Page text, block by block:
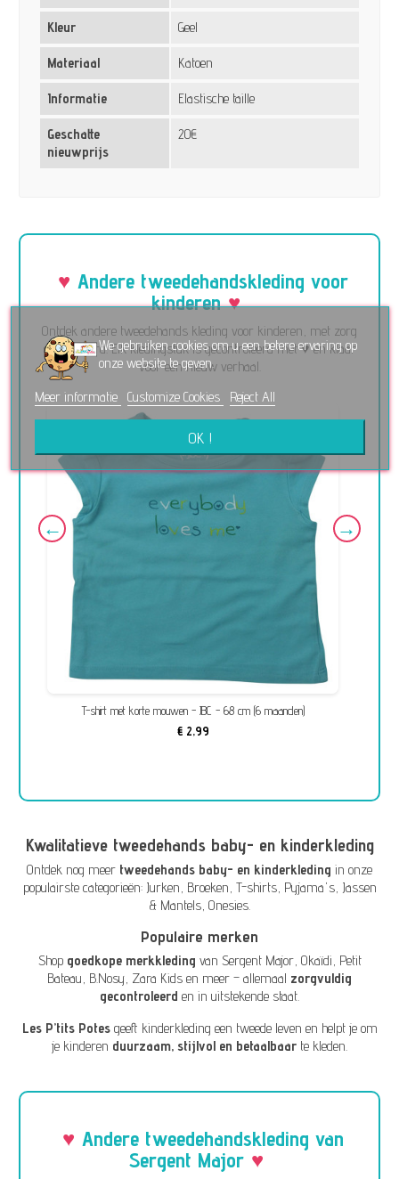
Kleur Geel
Materiaal Katoen
Informatie Elastische taille
Geschatte
nieuwprijs
20€
Andere tweedehandskleding voor
kinderen
Ontdek andere tweedehands kleding voor kinderen, met zorg
geselecteerd. Elk kledingstuk is gecontroleerd met ♥ en klaar
voor een nieuw verhaal.
T-shirt met korte mouwen - JBC - 68 cm (6 maanden)
€ 2,99
Kwalitatieve tweedehands baby- en kinderkleding
Ontdek nog meer tweedehands baby- en kinderkleding in onze
populairste categorieën: Jurken, Broeken, T-shirts, Pyjama's, Jassen
& Mantels, Onesies.
Populaire merken
Shop goedkope merkkleding van Sergent Major, Okaïdi, Petit
Bateau, B.Nosy, Zara Kids en meer – allemaal zorgvuldig
gecontroleerd en in uitstekende staat.
Les P’tits Potesgeeft kinderkleding een tweede leven en helpt je om
je kinderen duurzaam, stijlvol en betaalbaar te kleden.
Andere tweedehandskleding van
Sergent Major
We gebruiken cookies om u een betere ervaring op
onze website te geven.
Meer informatie Customize Cookies Reject All
OK !